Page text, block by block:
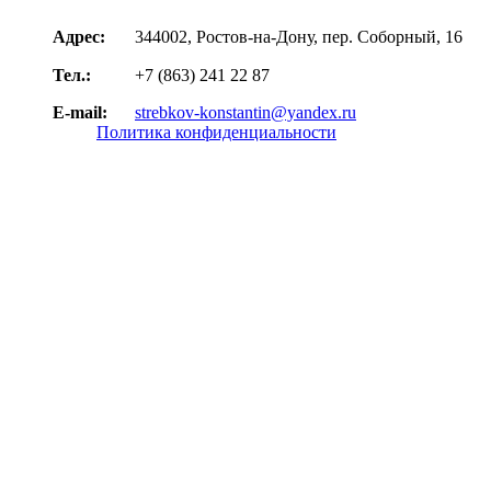
Адрес: 344002, Ростов-на-Дону, пер. Соборный, 16
Тел.:
+7 (863) 241 22 87
E-mail:
strebkov-konstantin@yandex.ru
Политика конфиденциальности